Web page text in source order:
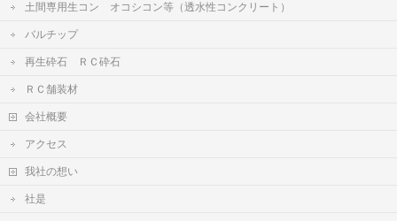
土間専用生コン オコシコン等（透水性コンクリート）
バルチップ
再生砕石 ＲＣ砕石
ＲＣ舗装材
会社概要
アクセス
我社の想い
社是